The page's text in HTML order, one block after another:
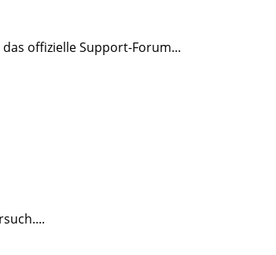
offizielle Support-Forum...